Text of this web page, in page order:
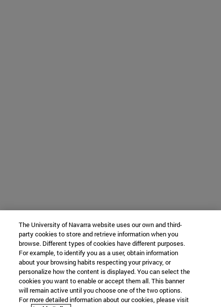
The University of Navarra website uses our own and third-
party cookies to store and retrieve information when you
browse. Different types of cookies have different purposes.
For example, to identify you as a user, obtain information
about your browsing habits respecting your privacy, or
personalize how the content is displayed. You can select the
cookies you want to enable or accept them all. This banner
will remain active until you choose one of the two options.
For more detailed information about our cookies, please visit